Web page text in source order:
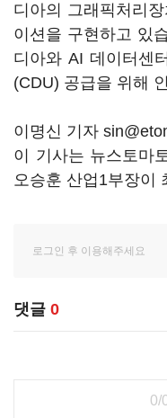
디아의 그래픽처리
이션을 구현하고 있
디아와 AI 데이터센
(CDU) 공급을 위해
이명신 기자
이 기사는 뉴스토마
오승훈 산업1부장이
댓글 0
0/